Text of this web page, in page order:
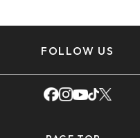
FOLLOW US